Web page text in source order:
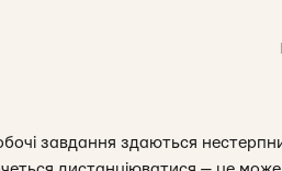
завдання здаються